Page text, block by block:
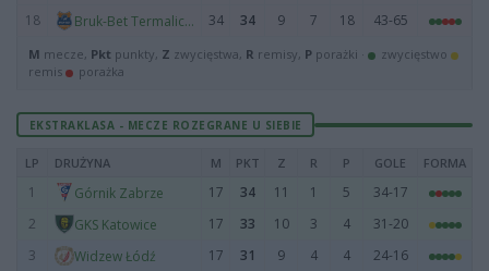
18
Bruk-Bet Termalica Nieciecza 34 34 9 7 18 43-65
M mecze, Pkt punkty, Z zwycięstwa, R remisy, P porażki ·
zwycięstwo
remis
porażka
EKSTRAKLASA - MECZE ROZEGRANE U SIEBIE
LP DRUŻYNA M PKT Z R P GOLE FORMA
1 Górnik Zabrze 17 34 11 1 5
34-17
2
GKS Katowice 17 33 10 3 4
31-20
3
Widzew Łódź 17 31 9 4 4
24-16